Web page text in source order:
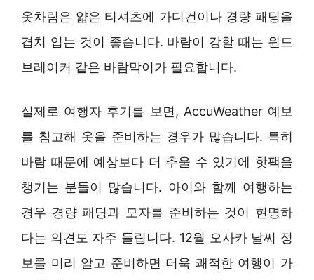
옷차림은 얇은 티셔츠에 가디건이나 경량 패딩을
겹쳐 입는 것이 좋습니다. 바람이 강할 때는 윈드
브레이커 같은 바람막이가 필요합니다.
실제로 여행자 후기를 보면, AccuWeather 예보
를 참고해 옷을 준비하는 경우가 많습니다. 특히
바람 때문에 예상보다 더 추울 수 있기에 핫팩을
챙기는 분들이 많습니다. 아이와 함께 여행하는
경우 경량 패딩과 모자를 준비하는 것이 현명하
다는 의견도 자주 들립니다. 12월 오사카 날씨 정
보를 미리 알고 준비하면 더욱 쾌적한 여행이 가